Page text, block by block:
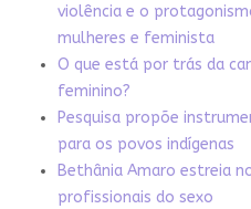
violência e o
mulheres e feminista
O que está por trás da
feminino?
Pesquisa propõe
para os povos indígenas
Bethânia Amaro estreia
profissionais do sexo